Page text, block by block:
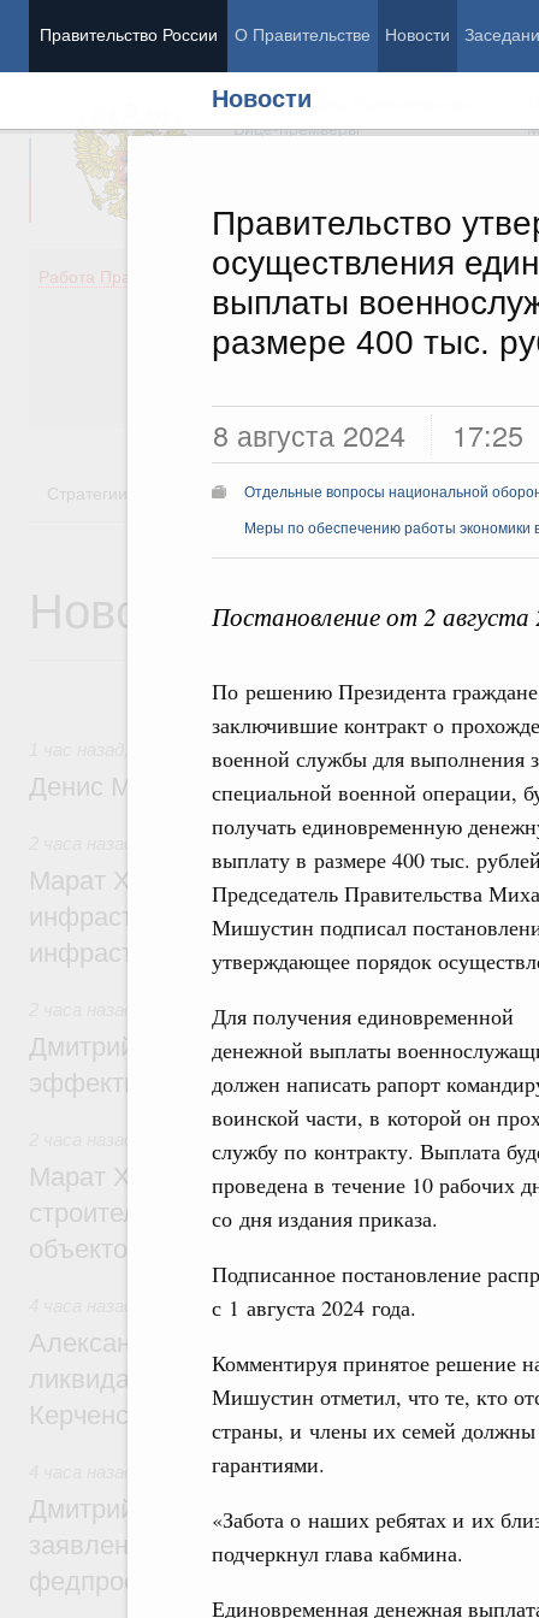
Правительство России О Правительстве Новости
Новости
Правительство
осуществления
выплаты
размере 400 тыс.
8 августа 2024 17:25
Отдельные вопросы национальной
Меры по обеспечению работы экономики
Постановление от 2
По решению Президента
заключившие контракт о
военной службы для выполнения
специальной военной операции,
получать единовременную
выплату в размере 400 тыс.
Председатель Правительства
Мишустин подписал
утверждающее порядок
Для получения единовременной
денежной выплаты
должен написать рапорт
воинской части, в которой он
службу по контракту. Выплата
проведена в течение 10 рабочих
со дня издания приказа.
Подписанное постановление
с 1 августа 2024 года.
Комментируя принятое решение
Мишустин отметил, что те, кто
страны, и члены их семей
гарантиями.
«Забота о наших ребятах и их
подчеркнул глава кабмина.
Единовременная денежная
Председатель Правительства
Вице-премьеры
Работа Правительства
Демография
Здоровье
Образование
Культура
Государство
Стратегии Государственные программы
Новости
Общие вопросы промышленной политики
Денис Мантуров посетил Ярославскую
Бюджеты субъектов Федерации.
Марат Хуснуллин: 15 объектов
инфраструктуры построили и обновили
инфраструктурным кредитам
Развитие сельских территорий
Дмитрий Патрушев: Синхронизация
эффективность поддержки сельских
Марат Хуснуллин: «Единый заказчик»
строительство и реконструкцию более
объектов
Чрезвычайные ситуации и ликвидация их
Александр Козлов провёл заседание
ликвидации последствий чрезвычайной
Керченском проливе
Среднее профессиональное образование
Дмитрий Чернышенко: Установлен
заявлений от абитуриентов колледжей и
федпроекта «Профессионалитет»